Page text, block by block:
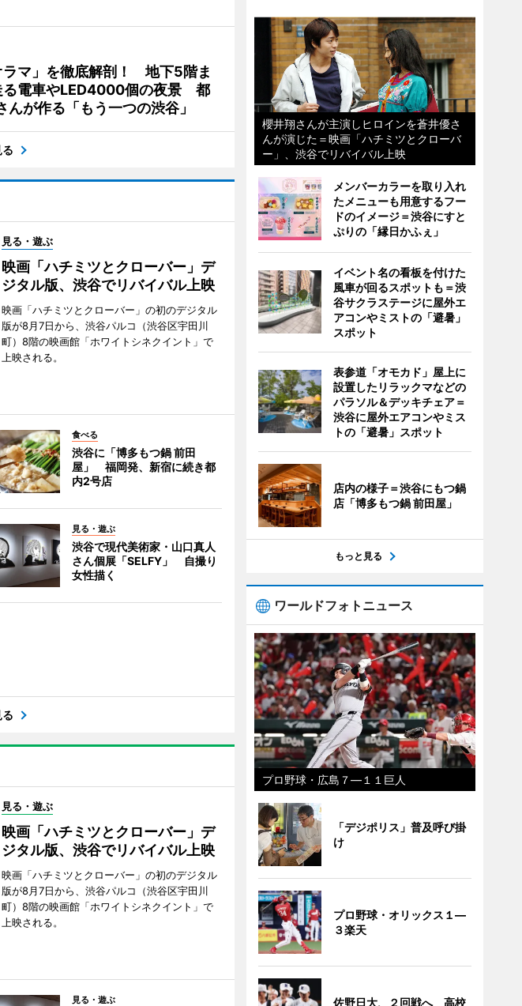
ラマ」を徹底解剖！ 地下5階ま
る電車やLED4000個の夜景 都
が作る「もう一つの渋谷」
見る・遊ぶ
映画「ハチミツとクローバー」デ
ジタル版、渋谷でリバイバル上映
映画「ハチミツとクローバー」の初のデジタル
版が8月7日から、渋谷パルコ（渋谷区宇田川
町）8階の映画館「ホワイトシネクイント」で
上映される。
食べる
渋谷に「博多もつ鍋 前田
屋」 福岡発、新宿に続き都
内2号店
見る・遊ぶ
渋谷で現代美術家・山口真人
さん個展「SELFY」 自撮り
女性描く
見る・遊ぶ
映画「ハチミツとクローバー」デ
ジタル版、渋谷でリバイバル上映
映画「ハチミツとクローバー」の初のデジタル
版が8月7日から、渋谷パルコ（渋谷区宇田川
町）8階の映画館「ホワイトシネクイント」で
上映される。
見る・遊ぶ
櫻井翔さんが主演しヒロインを蒼井優さ
んが演じた＝映画「ハチミツとクローバ
ー」、渋谷でリバイバル上映
メンバーカラーを取り入れ
たメニューも用意するフー
ドのイメージ＝渋谷にすと
ぷりの「縁日かふぇ」
イベント名の看板を付けた
風車が回るスポットも＝渋
谷サクラステージに屋外エ
アコンやミストの「避暑」
スポット
表参道「オモカド」屋上に
設置したリラックマなどの
パラソル＆デッキチェア＝
渋谷に屋外エアコンやミス
トの「避暑」スポット
店内の様子＝渋谷にもつ鍋
店「博多もつ鍋 前田屋」
もっと見る
ワールドフォトニュース
プロ野球・広島７―１１巨人
「デジポリス」普及呼び掛
け
プロ野球・オリックス１―
３楽天
佐野日大、２回戦へ 高校